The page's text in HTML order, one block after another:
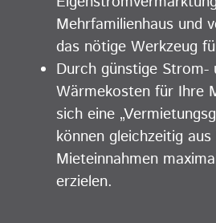
Mehrfamilienhaus und
das nötige Werkzeug
Durch günstige Strom-
Wärmekosten für Ihre
sich eine
können gleichzeitig
Mieteinnahmen
erzielen.